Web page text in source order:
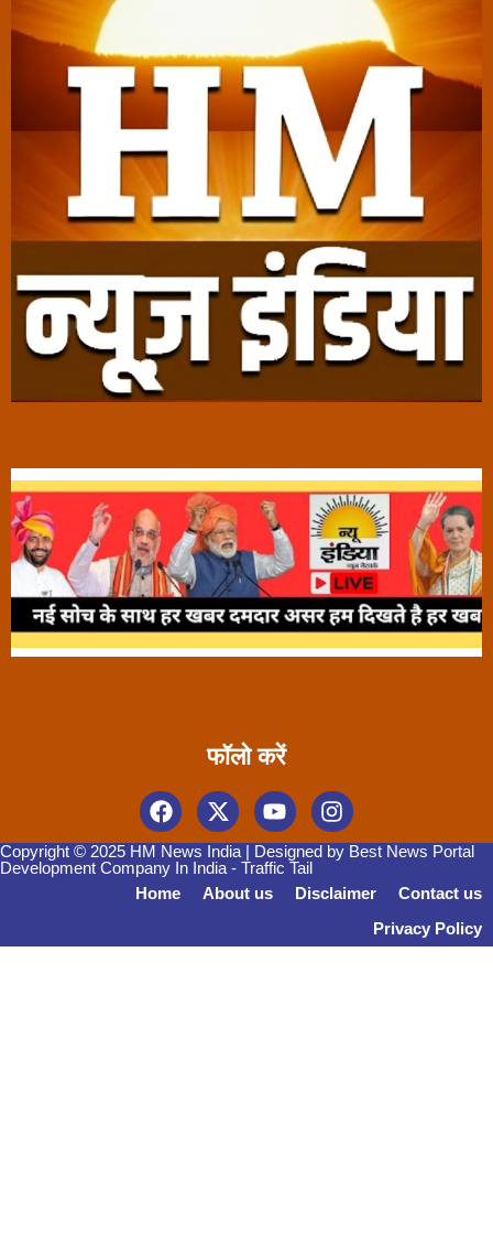
फॉलो करें
Copyright © 2025 HM News India | Designed by Best News Portal
Development Company In India - Traffic Tail
Home
About us Disclaimer
Contact us
Privacy Policy